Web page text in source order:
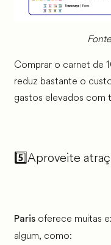
Comprar o carnet de
reduz bastante o
gastos elevados com
5️⃣Aproveite
Parisoferece muitas
algum, como: